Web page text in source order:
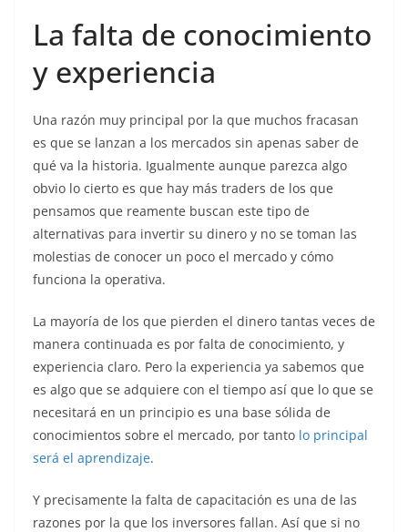
La falta de conocimiento
y experiencia
Una razón muy principal por la que muchos fracasan
es que se lanzan a los mercados sin apenas saber de
qué va la historia. Igualmente aunque parezca algo
obvio lo cierto es que hay más traders de los que
pensamos que reamente buscan este tipo de
alternativas para invertir su dinero y no se toman las
molestias de conocer un poco el mercado y cómo
funciona la operativa.
La mayoría de los que pierden el dinero tantas veces de
manera continuada es por falta de conocimiento, y
experiencia claro. Pero la experiencia ya sabemos que
es algo que se adquiere con el tiempo así que lo que se
necesitará en un principio es una base sólida de
conocimientos sobre el mercado, por tanto lo principal
será el aprendizaje.
Y precisamente la falta de capacitación es una de las
razones por la que los inversores fallan. Así que si no